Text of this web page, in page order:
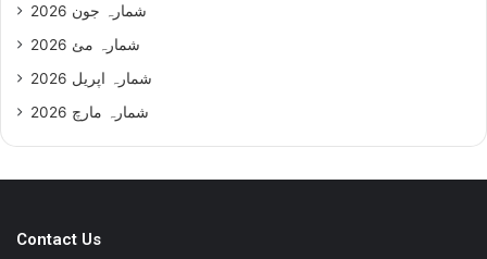
شمارہ جون 2026
شمارہ مئ 2026
شمارہ اپریل 2026
شمارہ مارچ 2026
Contact Us